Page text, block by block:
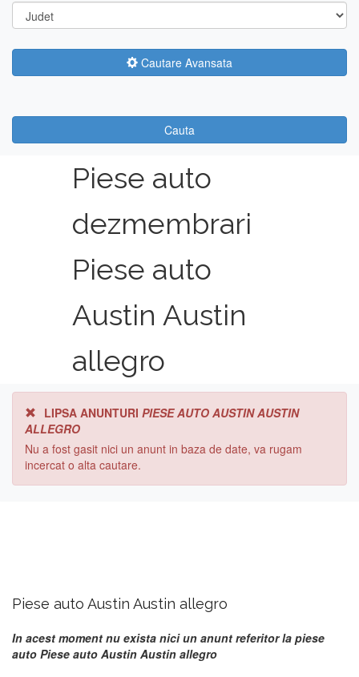
Cautare Avansata
Cauta
Piese auto
dezmembrari
Piese auto
Austin Austin
allegro
LIPSA ANUNTURI PIESE AUTO AUSTIN AUSTIN
ALLEGRO
Nu a fost gasit nici un anunt in baza de date, va rugam
incercat o alta cautare.
Piese auto Austin Austin allegro
In acest moment nu exista nici un anunt referitor la piese
auto Piese auto Austin Austin allegro